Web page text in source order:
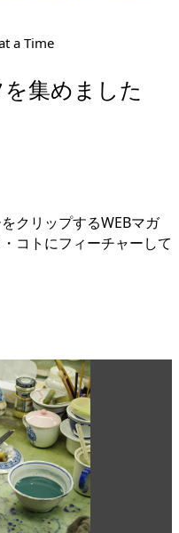
a Time
集めました
クリップするWEBマガ
コトにフィーチャーして